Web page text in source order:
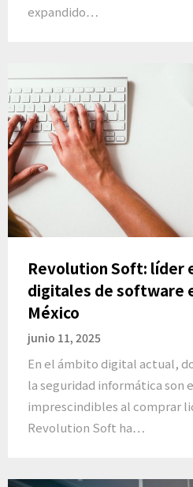
expandido…
Revolution Soft: líder
digitales de software
México
junio 11, 2025
En el ámbito digital actual,
la seguridad informática son
imprescindibles al comprar
Revolution Soft ha…